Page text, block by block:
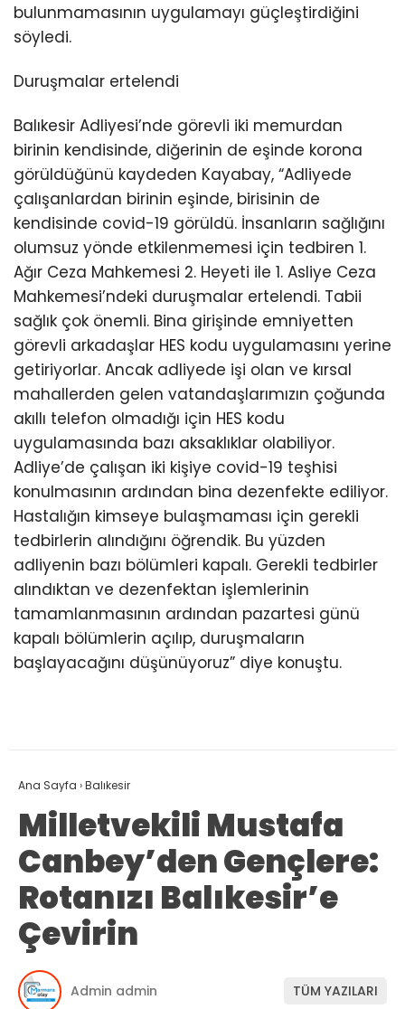
bulunmamasının uygulamayı güçleştirdiğini
söyledi.
Duruşmalar ertelendi
Balıkesir Adliyesi’nde görevli iki memurdan
birinin kendisinde, diğerinin de eşinde korona
görüldüğünü kaydeden Kayabay, “Adliyede
çalışanlardan birinin eşinde, birisinin de
kendisinde covid-19 görüldü. İnsanların sağlığını
olumsuz yönde etkilenmemesi için tedbiren 1.
Ağır Ceza Mahkemesi 2. Heyeti ile 1. Asliye Ceza
Mahkemesi’ndeki duruşmalar ertelendi. Tabii
sağlık çok önemli. Bina girişinde emniyetten
görevli arkadaşlar HES kodu uygulamasını yerine
getiriyorlar. Ancak adliyede işi olan ve kırsal
mahallerden gelen vatandaşlarımızın çoğunda
akıllı telefon olmadığı için HES kodu
uygulamasında bazı aksaklıklar olabiliyor.
Adliye’de çalışan iki kişiye covid-19 teşhisi
konulmasının ardından bina dezenfekte ediliyor.
Hastalığın kimseye bulaşmaması için gerekli
tedbirlerin alındığını öğrendik. Bu yüzden
adliyenin bazı bölümleri kapalı. Gerekli tedbirler
alındıktan ve dezenfektan işlemlerinin
tamamlanmasının ardından pazartesi günü
kapalı bölümlerin açılıp, duruşmaların
başlayacağını düşünüyoruz” diye konuştu.
Ana Sayfa ›Balıkesir
Milletvekili Mustafa
Canbey’den Gençlere:
Rotanızı Balıkesir’e
Çevirin
Admin admin TÜM YAZILARI